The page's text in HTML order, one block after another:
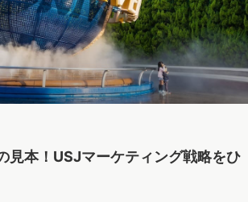
見本！USJマーケティング戦略をひ